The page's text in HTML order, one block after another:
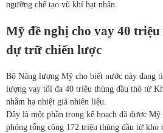
ngưỡng chế tạo vũ khí hạt nhân.
Mỹ đề nghị cho vay 40
dự trữ chiến lược
Bộ Năng lượng Mỹ cho biết nước này đang
lượng vay tối đa 40 triệu thùng dầu thô từ
nhằm hạ nhiệt giá nhiên liệu.
Đây là một phần trong kế hoạch đã được
phóng tổng cộng 172 triệu thùng dầu từ